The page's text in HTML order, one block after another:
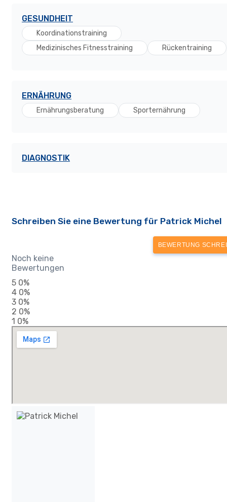
GESUNDHEIT
Koordinationstraining
Medizinisches Fitnesstraining
Rückentraining
ERNÄHRUNG
Ernährungsberatung Sporternährung
DIAGNOSTIK
Schreiben Sie eine Bewertung für Patrick Michel
BEWERTUNG
Noch keine
Bewertungen
5 0%
4 0%
3 0%
2 0%
1 0%